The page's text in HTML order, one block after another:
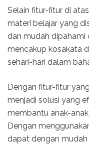
Selain fitur-fitur di
materi belajar yang
dan mudah dipahami
mencakup kosakata
sehari-hari dalam
Dengan fitur-fitur
menjadi solusi yang
membantu anak-
Dengan
dapat dengan mudah